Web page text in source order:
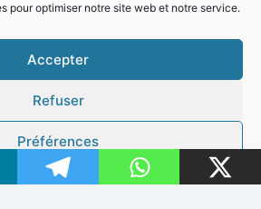
pour optimiser notre site web et notre service.
Accepter
Refuser
Préférences
Association loi 1901
Mentions légales
| Powered by